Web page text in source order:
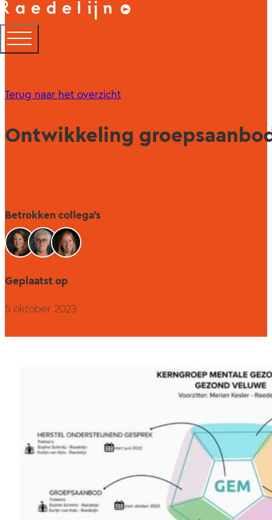
Terug naar het overzicht
Ontwikkeling
Betrokken collega's
Geplaatst op
5 oktober 2023